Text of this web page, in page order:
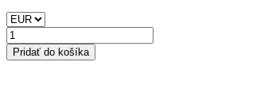
množstvo
BMW
F
Pridať do košíka